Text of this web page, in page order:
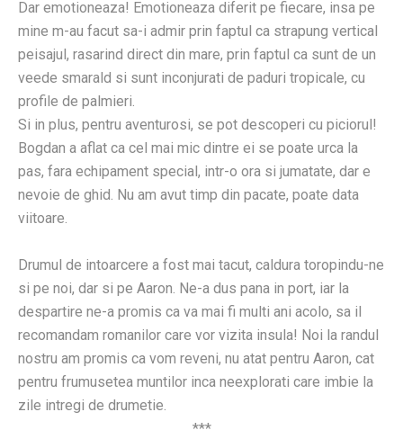
Dar emotioneaza! Emotioneaza diferit pe fiecare, insa pe
mine m-au facut sa-i admir prin faptul ca strapung vertical
peisajul, rasarind direct din mare, prin faptul ca sunt de un
veede smarald si sunt inconjurati de paduri tropicale, cu
profile de palmieri.
Si in plus, pentru aventurosi, se pot descoperi cu piciorul!
Bogdan a aflat ca cel mai mic dintre ei se poate urca la
pas, fara echipament special, intr-o ora si jumatate, dar e
nevoie de ghid. Nu am avut timp din pacate, poate data
viitoare.
Drumul de intoarcere a fost mai tacut, caldura toropindu-ne
si pe noi, dar si pe Aaron. Ne-a dus pana in port, iar la
despartire ne-a promis ca va mai fi multi ani acolo, sa il
recomandam romanilor care vor vizita insula! Noi la randul
nostru am promis ca vom reveni, nu atat pentru Aaron, cat
pentru frumusetea muntilor inca neexplorati care imbie la
zile intregi de drumetie.
***